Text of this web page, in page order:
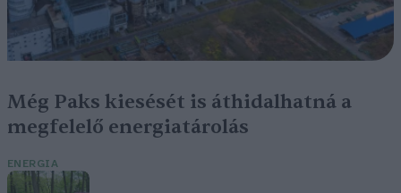
Még Paks kiesését is áthidalhatná a
megfelelő energiatárolás
ENERGIA